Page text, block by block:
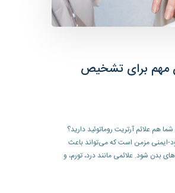
برای تشخیص
هم علائم آرتریت روماتوئید دارید؟
ایمنی مزمن است که می‌تواند باعث
بدن شود. علائمی مانند درد، تورم، و